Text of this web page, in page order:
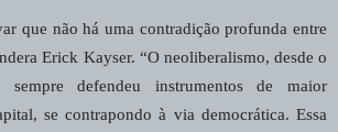
que não há uma contradição profunda entre
Erick Kayser. “O neoliberalismo, desde o
defendeu instrumentos de maior
se contrapondo à via democrática. Essa